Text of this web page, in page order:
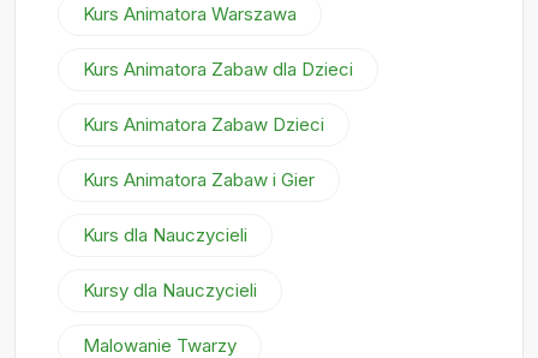
Kurs Animatora Warszawa
Kurs Animatora Zabaw dla Dzieci
Kurs Animatora Zabaw Dzieci
Kurs Animatora Zabaw i Gier
Kurs dla Nauczycieli
Kursy dla Nauczycieli
Malowanie Twarzy